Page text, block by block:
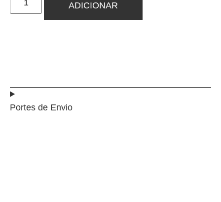
ADICIONAR
Portes de Envio